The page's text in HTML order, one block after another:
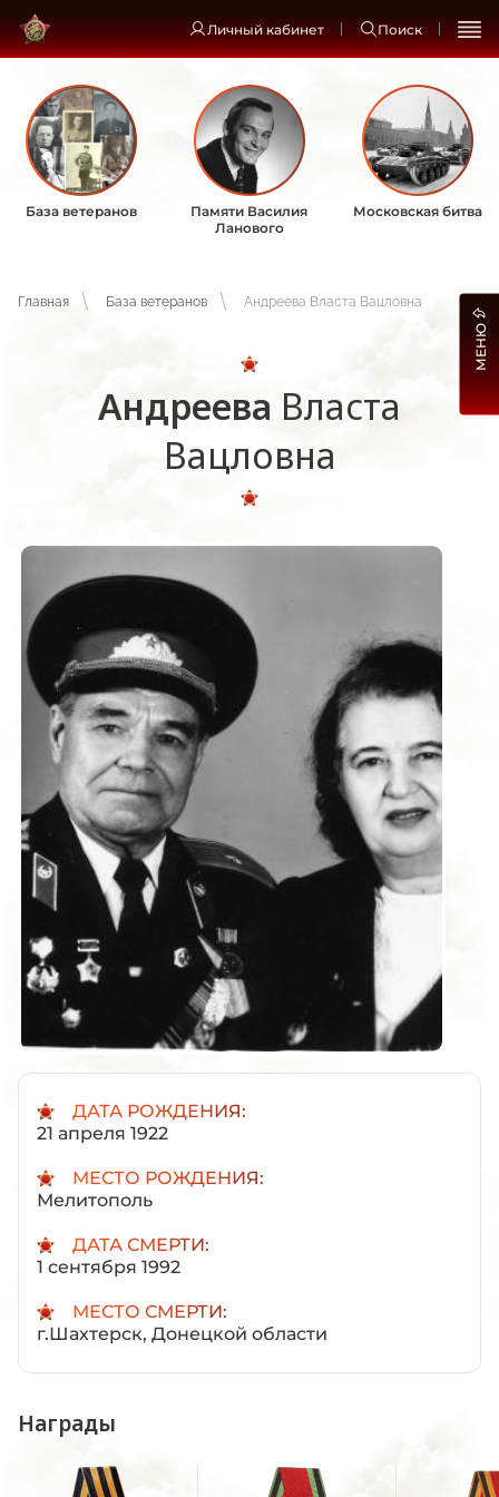
Личный кабинет Поиск
База ветеранов
Памяти Василия
Ланового
Московская битва
Главная База ветеранов Андреева Власта Вацловна
Андреева Власта
Вацловна
ДАТА РОЖДЕНИЯ:
21 апреля 1922
МЕСТО РОЖДЕНИЯ:
Мелитополь
ДАТА СМЕРТИ:
1 сентября 1992
МЕСТО СМЕРТИ:
г.Шахтерск, Донецкой области
Награды
МЕНЮ